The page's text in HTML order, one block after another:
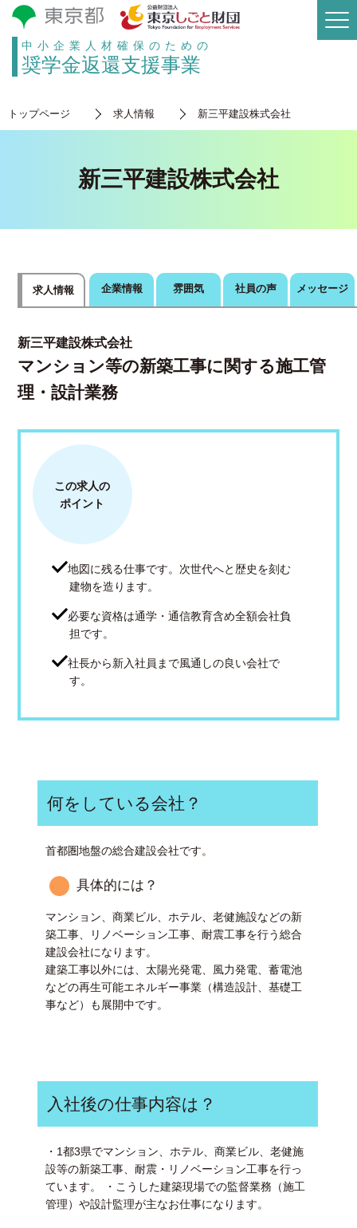
中小企業人材確保のための
奨学金返還支援事業
トップページ 求人情報 新三平建設株式会社
新三平建設株式会社
求人情報 企業情報 雰囲気 社員の声 メッセージ
新三平建設株式会社
マンション等の新築工事に関する施工管
理・設計業務
この求人の
ポイント
地図に残る仕事です。次世代へと歴史を刻む
建物を造ります。
必要な資格は通学・通信教育含め全額会社負
担です。
社長から新入社員まで風通しの良い会社で
す。
何をしている会社？
首都圏地盤の総合建設会社です。
具体的には？
マンション、商業ビル、ホテル、老健施設などの新
築工事、リノベーション工事、耐震工事を行う総合
建設会社になります。
建築工事以外には、太陽光発電、風力発電、蓄電池
などの再生可能エネルギー事業（構造設計、基礎工
事など）も展開中です。
入社後の仕事内容は？
・1都3県でマンション、ホテル、商業ビル、老健施
設等の新築工事、耐震・リノベーション工事を行っ
ています。 ・こうした建築現場での監督業務（施工
管理）や設計監理が主なお仕事になります。